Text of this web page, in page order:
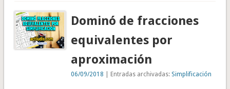
Dominó de fracciones
equivalentes por
aproximación
06/09/2018 | Entradas archivadas: Simplificación